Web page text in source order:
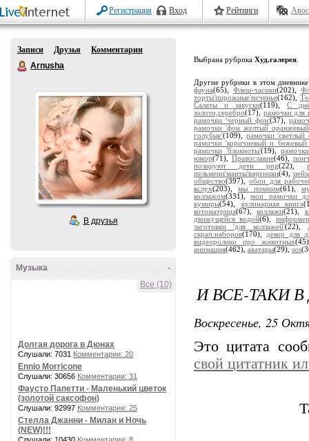
Регистрация Вход Рейтинги
Записи Друзья
Комментарии
Arnusha
В друзья
-
Музыка
Все (10)
Долгая дорога в Дюнах
Слушали: 7031 Комментарии: 20
Ennio Morricone
Слушали: 30656 Комментарии: 31
Фаусто Папетти - Маленький цветок
(золотой саксофон)
Слушали: 92997 Комментарии: 25
Стелла Джанни - Милан и Ночь
(NEW)!!!
Выбрана рубрика Худ.галерея
Другие рубрики в этом
фауна(65),Флеш-часики(202),
торты'пирожные'печенье(162),
Салаты и закуски(119),С
золото,серебро(17), рамочки для
рамочки 'черный фон'(37),
рамочки 'фон желтый
голубые'(109), рамочки 'светлый
рамочки 'коричневый и
рамочки 'блокноты'(19),
юмор(71), Православие(46),
позируют дети png(22),
пельмени'манты'вареники(4),
общество(397),обои для
вслух(203),мы помним(61),
коллажом(331),мои рамочки
кумиры(54), кулинарная книга
котоматрица(67),коллажи(21),
движущейся водой(6),
заготовки 'для коллажей'(22),
скрап.наборов(170), декор для
видеоролики про животных
анимация(462), аватары(29), sos
И ВСЕ-ТАКИ
Воскресенье, 25
Это цитата
свой цитатник